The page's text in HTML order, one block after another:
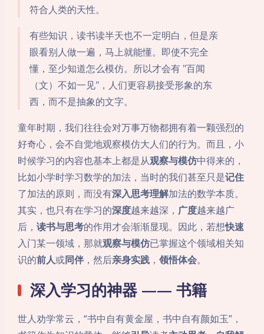
符合人类的天性。
有些知识，读书读半天也不一定明白，但是亲
眼看别人做一遍，马上就能懂。即使不完全
懂，至少知道怎么模仿。所以才会有 "百闻
（文）不如一见"，人们更容易接受形象的东
西，而不是抽象的文字。
童年时期，我们往往会对万事万物都拥有着一颗强烈的
好奇心，会不自觉地观察模仿大人们的行为。而且，小
时候学习的内容也基本上都是从观察与模仿中得来的，
比如小学时学习数学的加法，当时的我们甚至只是记住
了加法的原则，而没有深入思考理解加法的数学本质。
其实，也只有在学习的深度越来越深， 广度越来越广
后， 读书与思考的作用才会渐渐显现。因此，若想快速
入门某一领域，那就观察与模仿已掌握这个领域相关知
识的前人或同伴 ，然后亲身实践 ， 领悟体会。
深入学习的神器 —— 书籍
世人劝学常云，“书中自有黄金屋，书中自有颜如玉”，